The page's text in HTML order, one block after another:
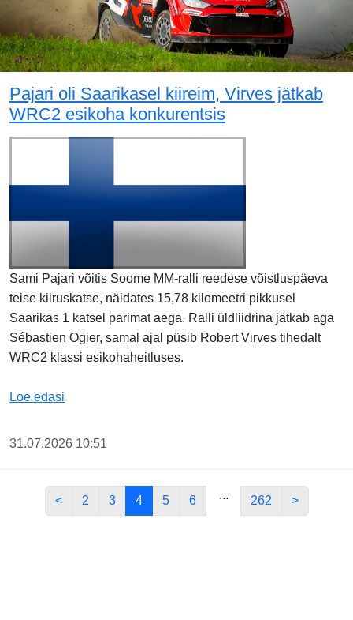
Pajari oli Saarikasel kiireim, Virves jätkab
WRC2 esikoha konkurentsis
Sami Pajari võitis Soome MM-ralli reedese võistluspäeva
teise kiiruskatse, näidates 15,78 kilomeetri pikkusel
Saarikas 1 katsel parimat aega. Ralli üldliidrina jätkab aga
Sébastien Ogier, samal ajal püsib Robert Virves tihedalt
WRC2 klassi esikohaheitluses.
Loe edasi
31.07.2026 10:51
< 2 3 4 5 6 ... 262 >